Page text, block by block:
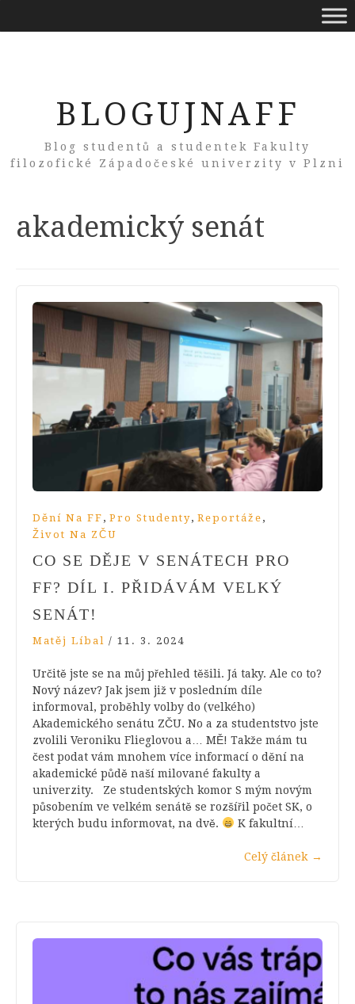
BLOGUJNAFF
Blog studentů a studentek Fakulty
filozofické Západočeské univerzity v Plzni
Tag:
akademický senát
Dění Na FF , Pro Studenty, Reportáže ,
Život Na ZČU
CO SE DĚJE V SENÁTECH PRO
FF? DÍL I. PŘIDÁVÁM VELKÝ
SENÁT!
Matěj Líbal / 11. 3. 2024
Určitě jste se na můj přehled těšili. Já taky. Ale co to?
Nový název? Jak jsem již v posledním díle
informoval, proběhly volby do (velkého)
Akademického senátu ZČU. No a za studentstvo jste
zvolili Veroniku Flieglovou a… MĚ! Takže mám tu
čest podat vám mnohem více informací o dění na
akademické půdě naší milované fakulty a
univerzity. Ze studentských komor S mým novým
působením ve velkém senátě se rozšířil počet SK, o
kterých budu informovat, na dvě.
K fakultní…
Celý článek →